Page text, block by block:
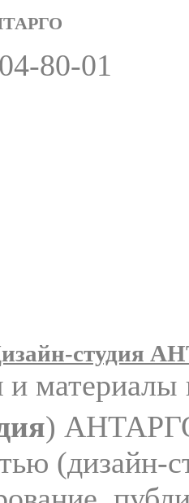
80-01
студия
материалы
)